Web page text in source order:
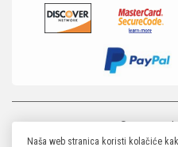
MP-ELEKTRONIKA SHOP© 2026.
Unatoč tome, ne možemo
Naša web stranica koristi kolačiće